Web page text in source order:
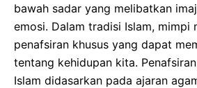
bawah sadar yang melibatkan
emosi. Dalam tradisi Islam, mimpi
penafsiran khusus yang dapat
tentang kehidupan kita.
Islam didasarkan pada ajaran